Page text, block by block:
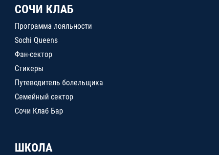
СОЧИ КЛАБ
Программа лояльности
Sochi Queens
Фан-сектор
Стикеры
Путеводитель болельщика
Семейный сектор
Сочи Клаб Бар
ШКОЛА